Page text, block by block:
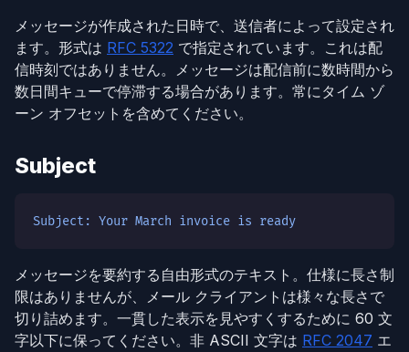
メッセージが作成された日時で、送信者によって設定され
ます。形式は RFC 5322 で指定されています。これは配
信時刻ではありません。メッセージは配信前に数時間から
数日間キューで停滞する場合があります。常にタイム ゾ
ーン オフセットを含めてください。
Subject
Subject: Your March invoice is ready
メッセージを要約する自由形式のテキスト。仕様に長さ制
限はありませんが、メール クライアントは様々な長さで
切り詰めます。一貫した表示を見やすくするために 60 文
字以下に保ってください。非 ASCII 文字は RFC 2047 エ